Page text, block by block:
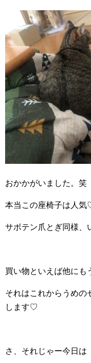
おかかがいました。笑
本当この座椅子は人
サボテン爪とぎ同様、
買い物といえば他にも
それはこれからうめの
します♡
さ、それじゃー今日は